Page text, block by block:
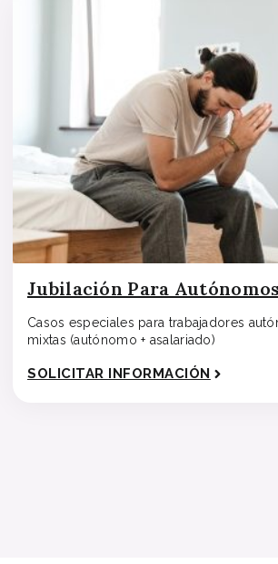
Jubilación Para Autónomos
Casos especiales para trabajadores
mixtas (autónomo + asalariado)
SOLICITAR INFORMACIÓN